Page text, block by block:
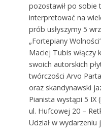
pozostawił po sobie
interpretować na
prób usłyszymy 5
„Fortepiany
Maciej Tubis włączy
swoich autorskich
twórczości Arvo
oraz skandynawski
Pianista wystąpi 5 IX
ul. Hufcowej 20 –
Udział w wydarzeniu